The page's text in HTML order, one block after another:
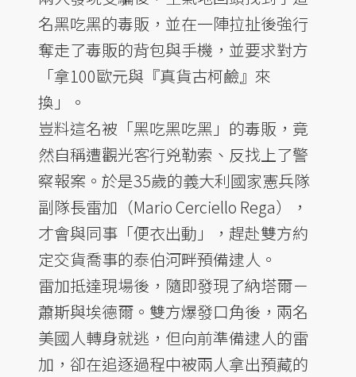
名黑吃黑的毒販，並在一陣拉扯後強行
奪走了毒販的背包與手機，並要求對方
「拿100歐元與『真貨古柯鹼』來
換」。
豈料這名被「黑吃黑吃黑」的毒販，竟
然自稱遭觀光客行兇勒索、反找上了警
察報案。於是35歲的義大利國家憲兵隊
副隊長雷加（Mario Cerciello Rega），
才會與同事「便衣出動」，趕赴雙方約
定交貨喬事的泰伯河畔預備逮人。
雷加抵達現場後，隨即發現了納塔爾－
蕭斯與埃德爾。雙方爆發口角後，兩名
美國人轉身就逃，但向前準備逮人的雷
加，卻在追逐過程中被兩人拿出預藏的